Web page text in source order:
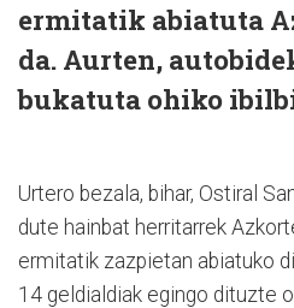
ermitatik abiatuta
da. Aurten,
bukatuta ohiko
Urtero bezala, bihar, Osti­ral
dute hainbat herritarrek
ermitatik zazpietan abiatuko
14 geldialdiak egingo dituzte